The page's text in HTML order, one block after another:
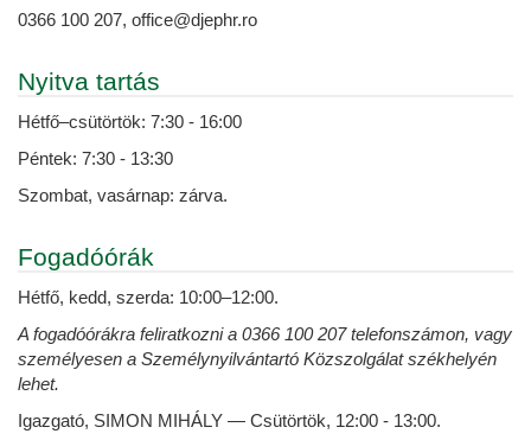
0366 100 207, office@djephr.ro
Nyitva tartás
Hétfő–csütörtök: 7:30 - 16:00
Péntek: 7:30 - 13:30
Szombat, vasárnap: zárva.
Fogadóórák
Hétfő, kedd, szerda: 10:00–12:00.
A fogadóórákra feliratkozni a 0366 100 207 telefonszámon, vagy
személyesen a Személynyilvántartó Közszolgálat székhelyén
lehet.
Igazgató, SIMON MIHÁLY — Csütörtök, 12:00 - 13:00.